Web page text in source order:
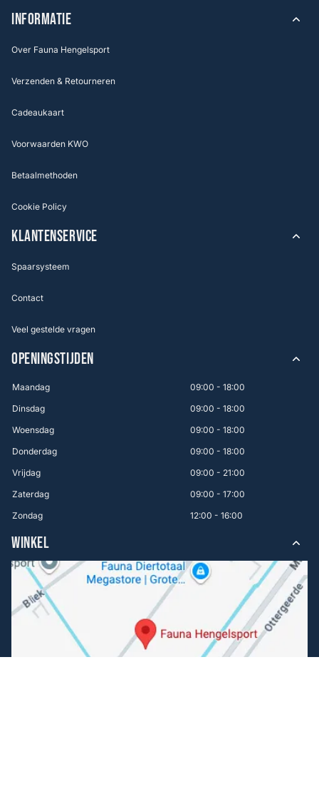
INFORMATIE
Over Fauna Hengelsport
Verzenden & Retourneren
Cadeaukaart
Voorwaarden KWO
Betaalmethoden
Cookie Policy
KLANTENSERVICE
Spaarsysteem
Contact
Veel gestelde vragen
OPENINGSTIJDEN
Maandag
09:00 - 18:00
Dinsdag
09:00 - 18:00
Woensdag
09:00 - 18:00
Donderdag
09:00 - 18:00
Vrijdag
09:00 - 21:00
Zaterdag
09:00 - 17:00
Zondag
12:00 - 16:00
WINKEL